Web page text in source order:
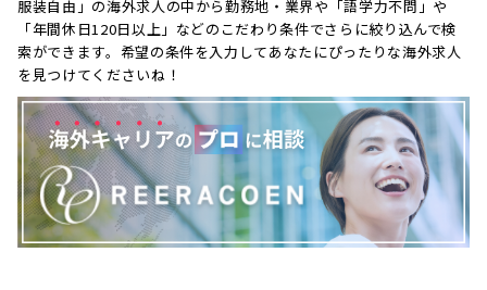
服装自由」の海外求人の中から勤務地・業界や「語学力不問」や
「年間休日120日以上」などのこだわり条件でさらに絞り込んで検
索ができます。希望の条件を入力してあなたにぴったりな海外求人
を見つけてくださいね！